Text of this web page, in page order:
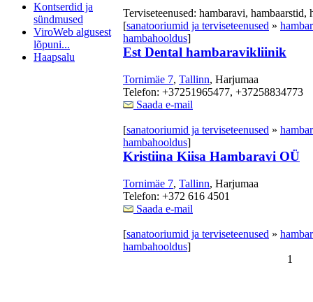
Kontserdid ja
sündmused
ViroWeb algusest
lõpuni...
Haapsalu
Terviseteenused: hambaravi, hambaarstid,
[sanatooriumid ja terviseteenused »
hambahooldus]
Est Dental hambaravikliinik
Tornimäe 7, Tallinn, Harjumaa
Telefon: +37251965477, +37258834773
Saada e-mail
[sanatooriumid ja terviseteenused »
hambahooldus]
Kristiina Kiisa Hambaravi OÜ
Tornimäe 7, Tallinn, Harjumaa
Telefon: +372 616 4501
Saada e-mail
[sanatooriumid ja terviseteenused »
hambahooldus]
1